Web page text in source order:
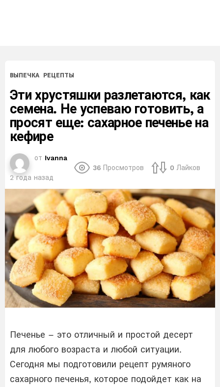
ВЫПЕЧКА РЕЦЕПТЫ
Эти хрустяшки разлетаются, как
семена. Не успеваю готовить, а
просят еще: сахарное печенье на
кефире
от Ivanna
2 года назад
36 Просмотров 0 Лайков
Печенье – это отличный и простой десерт
для любого возраста и любой ситуации.
Сегодня мы подготовили рецепт румяного
сахарного печенья, которое подойдет как на